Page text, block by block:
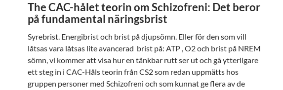
The CAC-hålet teorin om Schizofreni: Det beror
på fundamental näringsbrist
Syrebrist. Energibrist och brist på djupsömn. Eller för den som vill
låtsas vara låtsas lite avancerad brist på: ATP , O2 och brist på NREM
sömn, vi kommer att visa hur en tänkbar rutt ser ut och gå ytterligare
ett steg in i CAC-Håls teorin från CS2 som redan uppmätts hos
gruppen personer med Schizofreni och som kunnat ge flera av de